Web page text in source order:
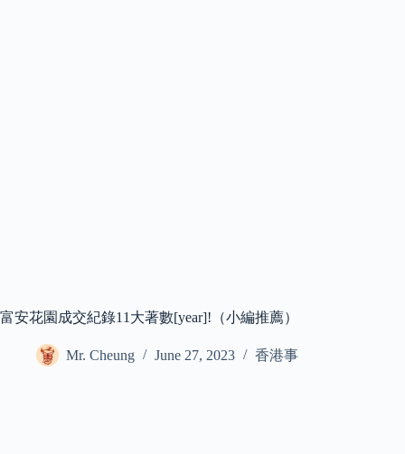
富安花園成交紀錄11大著數[year]!（小編推薦）
Mr. Cheung June 27, 2023 香港事